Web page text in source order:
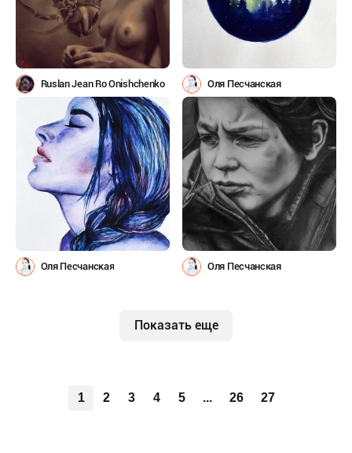
Ruslan Jean Ro Onishchenko Оля Песчанская
Оля Песчанская Оля Песчанская
Показать еще
1 2 3 4 5 ... 26 27